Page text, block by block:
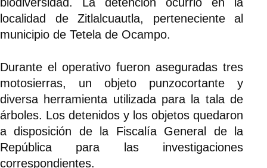
biodiversidad. La detención ocurrió en la
localidad de Zitlalcuautla, perteneciente al
municipio de Tetela de Ocampo.
Durante el operativo fueron aseguradas tres
motosierras, un objeto punzocortante y
diversa herramienta utilizada para la tala de
árboles. Los detenidos y los objetos quedaron
a disposición de la Fiscalía General de la
República para las investigaciones
correspondientes.